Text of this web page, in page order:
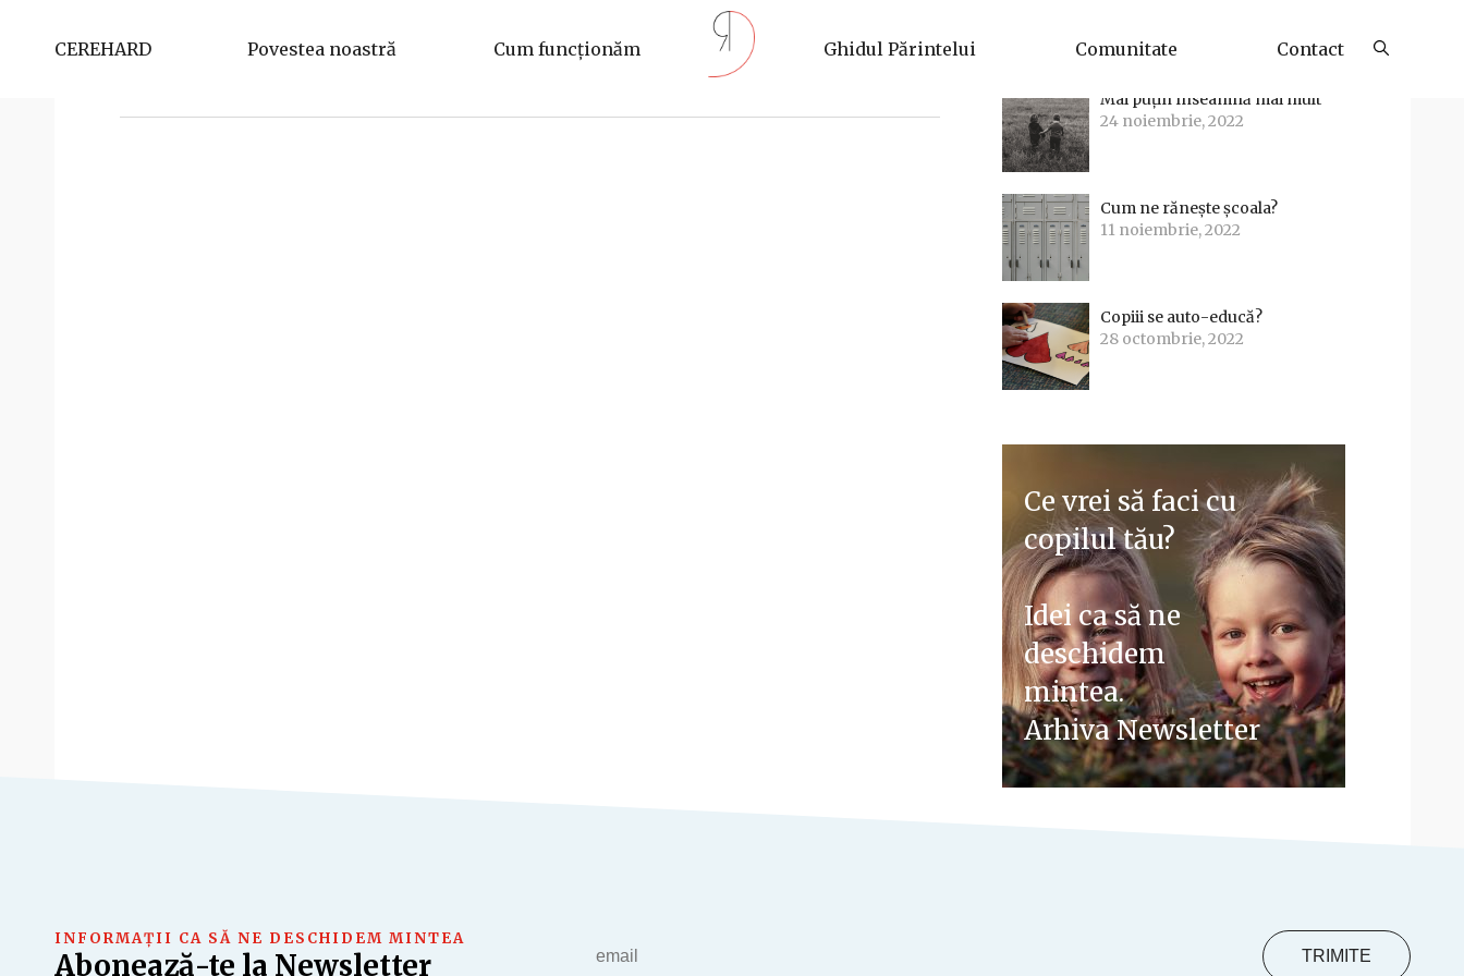
CEREHARD Povestea noastră Cum funcționăm Ghidul Părintelui Comunitate Contact
Mai puțin înseamnă mai mult
24 noiembrie, 2022
Cum ne rănește școala?
11 noiembrie, 2022
Copiii se auto-educă?
28 octombrie, 2022
Ce vrei să faci cu
copilul tău?
Idei ca să ne
deschidem
mintea.
Arhiva Newsletter
INFORMAȚII CA SĂ NE DESCHIDEM MINTEA
Abonează-te la Newsletter